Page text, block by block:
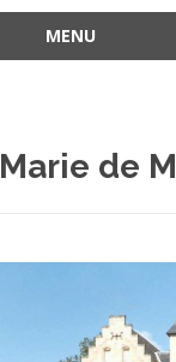
MENU
Marie de